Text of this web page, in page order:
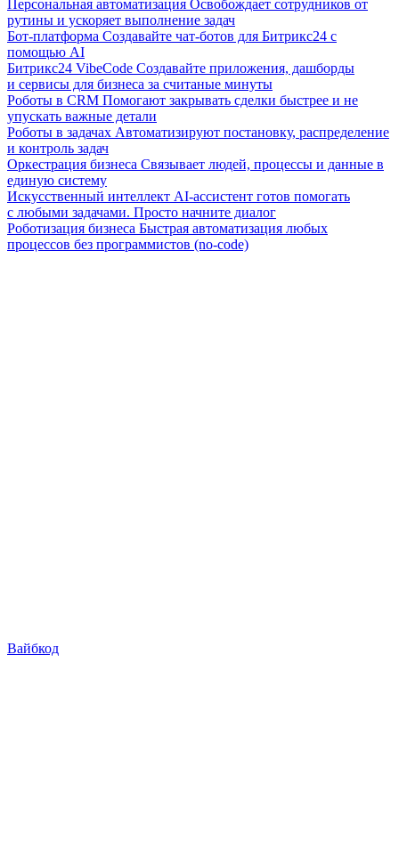
Персональная автоматизация Освобождает сотрудников от
рутины и ускоряет выполнение задач
Бот-платформа Создавайте чат-ботов для Битрикс24 с
помощью AI
Битрикс24 VibeCode Создавайте приложения, дашборды
и сервисы для бизнеса за считаные минуты
Роботы в CRM Помогают закрывать сделки быстрее и не
упускать важные детали
Роботы в задачах Автоматизируют постановку, распределение
и контроль задач
Оркестрация бизнеса Связывает людей, процессы и данные в
единую систему
Искусственный интеллект AI-ассистент готов помогать
с любыми задачами. Просто начните диалог
Роботизация бизнеса Быстрая автоматизация любых
процессов без программистов (no-code)
Вайбкод